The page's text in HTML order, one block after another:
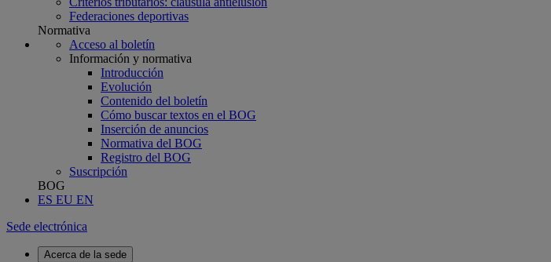
Federaciones deportivas
Normativa
Acceso al boletín
Información y normativa
Introducción
Evolución
Contenido del boletín
Cómo buscar textos en el BOG
Inserción de anuncios
Normativa del BOG
Registro del BOG
Suscripción
BOG
ES EU EN
Sede electrónica
Acerca de la sede